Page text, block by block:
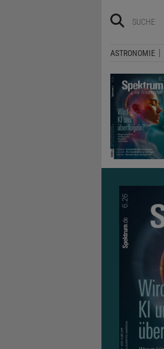
ASTRONOMIE